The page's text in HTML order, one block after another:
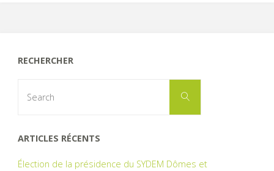
RECHERCHER
Search
ARTICLES RÉCENTS
Élection de la présidence du SYDEM Dômes et